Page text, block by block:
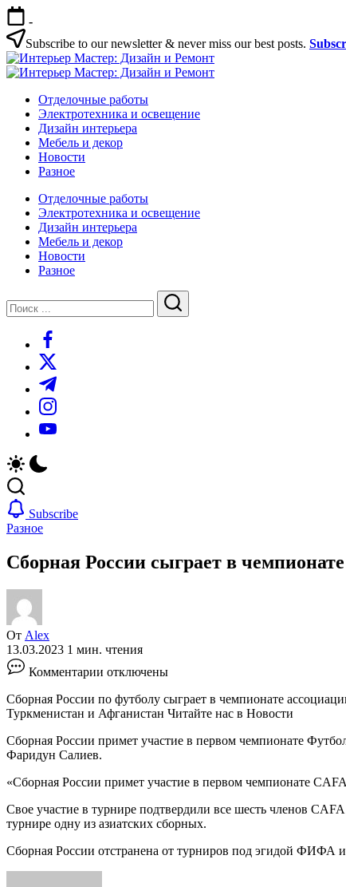
Перейти
к
содержимому
-
Subscribe to our newsletter & never miss our best posts.
Интерьер
Мастер:
Интерьер
Дизайн
Ремонт
Интерьер
Мастер:
Дизайн
Ремонт
Отделочные работы
Электротехника и освещение
Дизайн интерьера
Мебель и декор
Новости
Разное
Отделочные работы
Электротехника и освещение
Дизайн интерьера
Мебель и декор
Новости
Разное
Поиск
Поиск
https://www.facebook.com/
https://twitter.com/
https://t.me/
https://www.instagram.com/
https://youtube.com/
Subscribe
Разное
Сборная России сыграет в
От Alex
13.03.2023 1 мин. чтения
Комментарии записи
Сборная
России
сыграет
чемпионате
Центральной
Азии
::
Футбол
РБК
отключены
Сборная России по футболу сыграет в чемпионате
Туркменистан и Афганистан Читайте нас в Новости
Сборная России примет участие в первом чемпионате
Фаридун Салиев.
«Сборная России примет участие в первом чемпионате
Свое участие в турнире подтвердили все шесть членов
турнире одну из азиатских сборных.
Сборная России отстранена от турниров под эгидой ФИФА